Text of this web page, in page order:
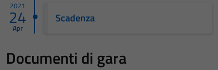
2021
24
Apr
Scadenza
Documenti di gara